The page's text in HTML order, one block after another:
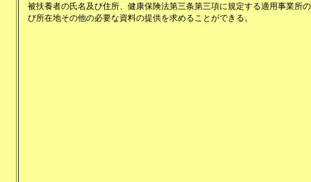
被扶養者の氏名及び住所、健康保険法第三条第三項に規定する適用事業所
び所在地その他の必要な資料の提供を求めることができる。